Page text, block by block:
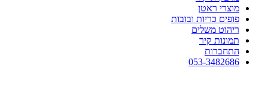
מוצרי ראטן
פופים כריות ובובות
ריהוט משלים
תמונות קיר
התחברות
053-3482686